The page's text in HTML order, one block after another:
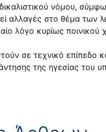
νόμου,
αλλαγές στο θέμα των
λόγο κυρίως ποινικού
σε τεχνικό
της ηγεσίας του